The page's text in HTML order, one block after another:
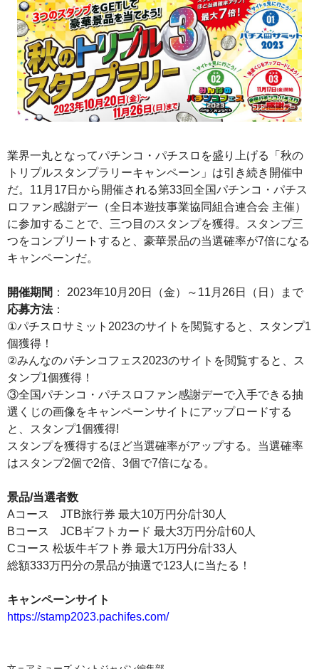
業界一丸となってパチンコ・パチスロを盛り上げる「秋の
トリプルスタンプラリーキャンペーン」は引き続き開催中
だ。11月17日から開催される第33回全国パチンコ・パチス
ロファン感謝デー（全日本遊技事業協同組合連合会 主催）
に参加することで、三つ目のスタンプを獲得。スタンプ三
つをコンプリートすると、豪華景品の当選確率が7倍になる
キャンペーンだ。
開催期間 ： 2023年10月20日（金）～11月26日（日）まで
応募方法：
①パチスロサミット2023のサイトを閲覧すると、スタンプ1
個獲得！
②みんなのパチンコフェス2023のサイトを閲覧すると、ス
タンプ1個獲得！
③全国パチンコ・パチスロファン感謝デーで入手できる抽
選くじの画像をキャンペーンサイトにアップロードする
と、スタンプ1個獲得!
スタンプを獲得するほど当選確率がアップする。当選確率
はスタンプ2個で2倍、3個で7倍になる。
景品/当選者数
Aコース JTB旅行券 最大10万円分/計30人
Bコース JCBギフトカード 最大3万円分/計60人
Cコース 松坂牛ギフト券 最大1万円分/計33人
総額333万円分の景品が抽選で123人に当たる！
キャンペーンサイト
https://stamp2023.pachifes.com/